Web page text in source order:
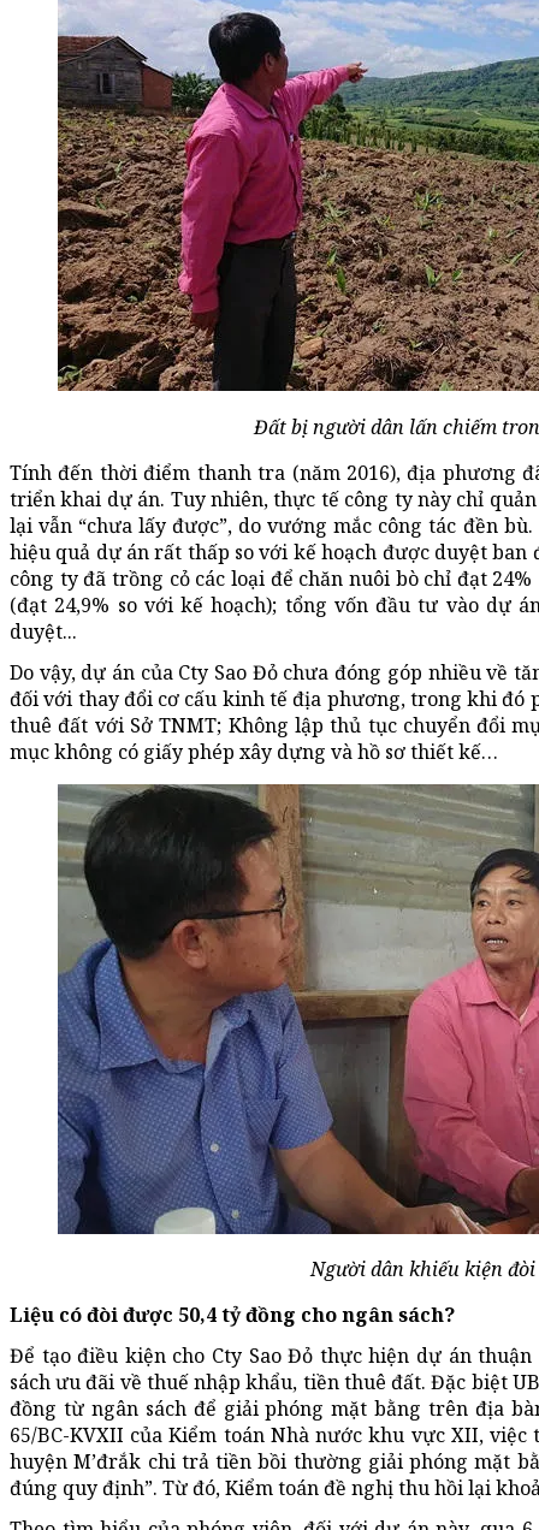
Đất bị người dân lấn chiếm
Tính đến thời điểm thanh tra (năm 2016), địa phương
triển khai dự án. Tuy nhiên, thực tế công ty này chỉ
lại vẫn “chưa lấy được”, do vướng mắc công tác đền
hiệu quả dự án rất thấp so với kế hoạch được duyệt
công ty đã trồng cỏ các loại để chăn nuôi bò chỉ đạt
(đạt 24,9% so với kế hoạch); tổng vốn đầu tư vào dự
duyệt...
Do vậy, dự án của Cty Sao Đỏ chưa đóng góp nhiều về
đối với thay đổi cơ cấu kinh tế địa phương, trong khi đó
thuê đất với Sở TNMT; Không lập thủ tục chuyển đổi
mục không có giấy phép xây dựng và hồ sơ thiết kế…
Người dân khiếu kiện đòi
Liệu có đòi được 50,4 tỷ đồng cho ngân sách?
Để tạo điều kiện cho Cty Sao Đỏ thực hiện dự án
sách ưu đãi về thuế nhập khẩu, tiền thuê đất. Đặc biệt
đồng từ ngân sách để giải phóng mặt bằng trên địa
65/BC-KVXII của Kiểm toán Nhà nước khu vực XII,
huyện M’đrắk chi trả tiền bồi thường giải phóng mặt
đúng quy định”. Từ đó, Kiểm toán đề nghị thu hồi lại